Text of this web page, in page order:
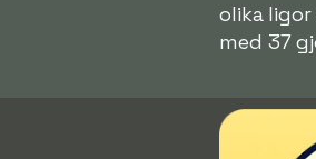
olika
med 37